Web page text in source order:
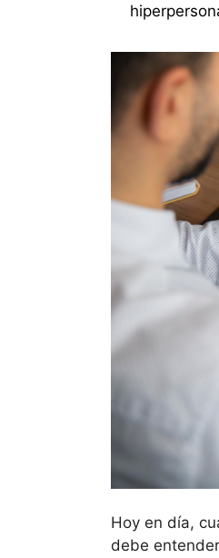
Hoy en día,
debe